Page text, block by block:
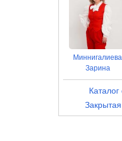
Миннигалиева
Зарина